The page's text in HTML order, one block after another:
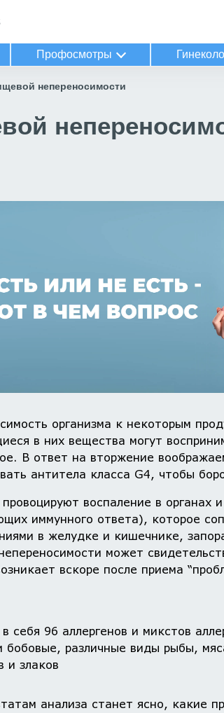
Профосмотры
непереносимости
организма к некоторым
в них вещества могут
В ответ на вторжение
антитела класса G4, чтобы
воспаление в органах
иммунного ответа), которое
в желудке и кишечнике,
может
вскоре после приема
себя 96 аллергенов и микстов
бобовые, различные виды рыбы,
и злаков
анализа станет ясно, какие